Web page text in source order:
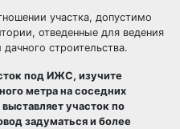
участка, допустимо
отведенные для ведения
строительства.
под ИЖС, изучите
метра на соседних
участок по
задуматься и более